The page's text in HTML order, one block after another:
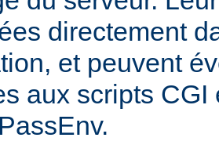
directement
et peuvent
aux scripts CGI